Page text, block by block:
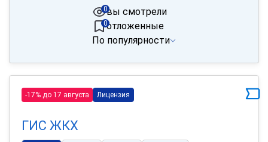
вы смотрели
0
отложенные
0
По популярности
-17% до 17 августа Лицензия
ГИС ЖКХ